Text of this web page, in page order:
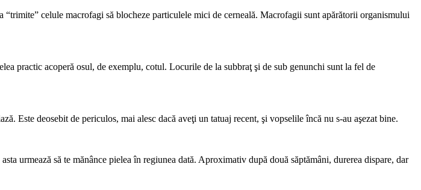
celule macrofagi să blocheze particulele mici de cerneală. Macrofagii sunt apărătorii organismului
practic acoperă osul, de exemplu, cotul. Locurile de la subbraţ şi de sub genunchi sunt la fel de
Este deosebit de periculos, mai alesc dacă aveţi un tatuaj recent, şi vopselile încă nu s-au aşezat bine.
urmează să te mănânce pielea în regiunea dată. Aproximativ după două săptămâni, durerea dispare, dar